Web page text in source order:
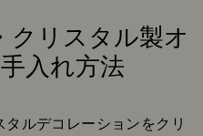
クリスタル製オ
入れ方法
ルデコレーションをクリ